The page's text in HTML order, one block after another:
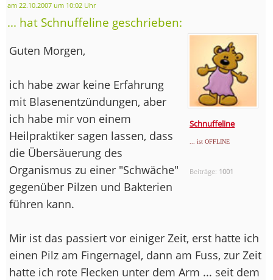
am 22.10.2007 um 10:02 Uhr
... hat Schnuffeline geschrieben:
Schnuffeline
... ist OFFLINE
Beiträge: 1001
Guten Morgen,
ich habe zwar keine Erfahrung
mit Blasenentzündungen, aber
ich habe mir von einem
Heilpraktiker sagen lassen, dass
die Übersäuerung des
Organismus zu einer "Schwäche"
gegenüber Pilzen und Bakterien
führen kann.
Mir ist das passiert vor einiger Zeit, erst hatte ich
einen Pilz am Fingernagel, dann am Fuss, zur Zeit
hatte ich rote Flecken unter dem Arm ... seit dem